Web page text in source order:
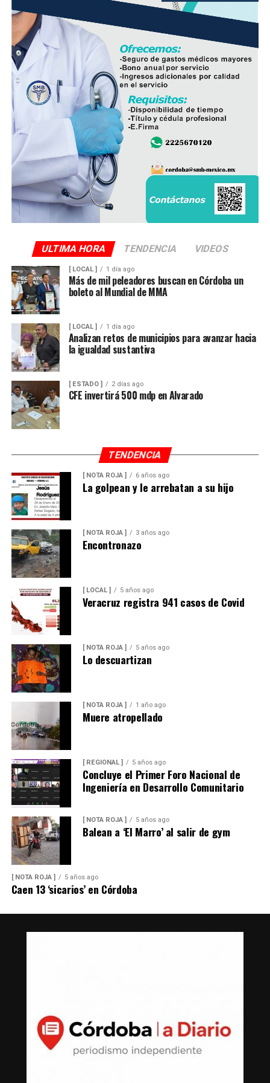
frescura y calidad, además de respaldar la economía de
miles de familias dedicadas a la actividad avícola.
Finalmente, destacó que entre Veracruz y Puebla
operan ocho empresas productoras con más de 350
granjas avícolas, las cuales representan una importante
fuente de empleo y desarrollo económico para
comunidades rurales de ambas entidades.
ULTIMA HORA TENDENCIA VIDEOS
[ LOCAL ] 1 día ago
Más de mil peleadores buscan en Córdoba un
boleto al Mundial de MMA
[ LOCAL ] 1 día ago
Analizan retos de municipios para avanzar hacia
la igualdad sustantiva
[ ESTADO ] 2 días ago
CFE invertirá 500 mdp en Alvarado
TENDENCIA
[ NOTA ROJA ] 6 años ago
La golpean y le arrebatan a su hijo
[ NOTA ROJA ] 3 años ago
Encontronazo
[ LOCAL ] 5 años ago
Veracruz registra 941 casos de Covid
[ NOTA ROJA ] 5 años ago
Lo descuartizan
[ NOTA ROJA ] 1 año ago
Muere atropellado
[ REGIONAL ] 5 años ago
Concluye el Primer Foro Nacional de
Ingeniería en Desarrollo Comunitario
[ NOTA ROJA ] 5 años ago
Balean a ‘El Marro’ al salir de gym
[ NOTA ROJA ] 5 años ago
Caen 13 ‘sicarios’ en Córdoba